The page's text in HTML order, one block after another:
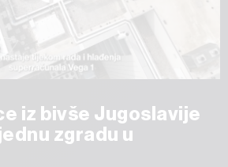
iz bivše Jugoslavije
zgradu u